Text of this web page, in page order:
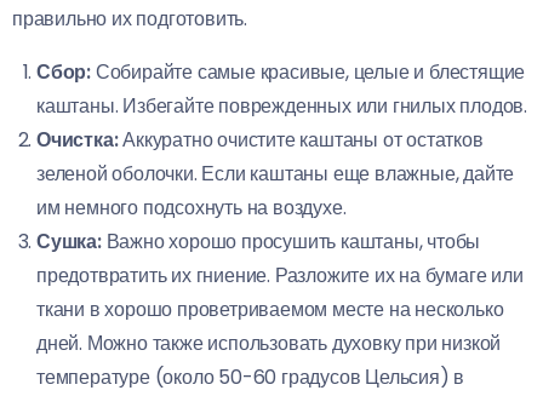
правильно их подготовить.
Сбор:Собирайте самые красивые, целые и блестящие
каштаны. Избегайте поврежденных или гнилых плодов.
Очистка:Аккуратно очистите каштаны от остатков
зеленой оболочки. Если каштаны еще влажные, дайте
им немного подсохнуть на воздухе.
Сушка:Важно хорошо просушить каштаны, чтобы
предотвратить их гниение. Разложите их на бумаге или
ткани в хорошо проветриваемом месте на несколько
дней. Можно также использовать духовку при низкой
температуре (около 50-60 градусов Цельсия) в